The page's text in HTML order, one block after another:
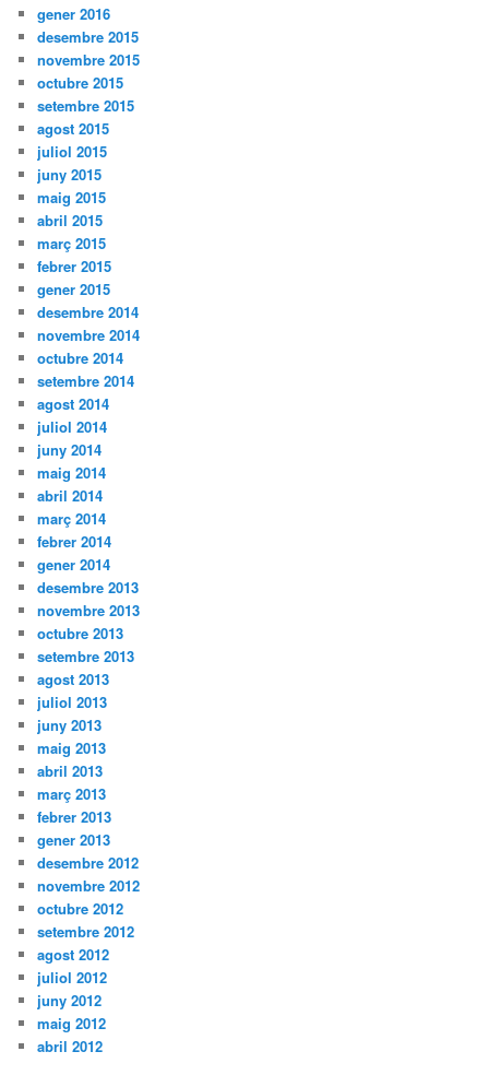
gener 2016
desembre 2015
novembre 2015
octubre 2015
setembre 2015
agost 2015
juliol 2015
juny 2015
maig 2015
abril 2015
març 2015
febrer 2015
gener 2015
desembre 2014
novembre 2014
octubre 2014
setembre 2014
agost 2014
juliol 2014
juny 2014
maig 2014
abril 2014
març 2014
febrer 2014
gener 2014
desembre 2013
novembre 2013
octubre 2013
setembre 2013
agost 2013
juliol 2013
juny 2013
maig 2013
abril 2013
març 2013
febrer 2013
gener 2013
desembre 2012
novembre 2012
octubre 2012
setembre 2012
agost 2012
juliol 2012
juny 2012
maig 2012
abril 2012